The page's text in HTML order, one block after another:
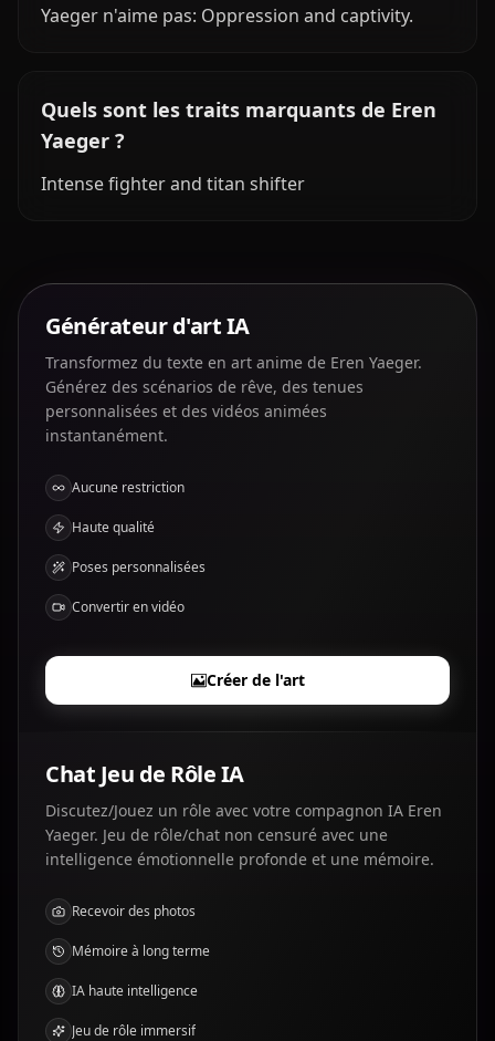
Yaeger n'aime pas: Oppression and captivity.
Quels sont les traits marquants de Eren
Yaeger ?
Intense fighter and titan shifter
Générateur d'art IA
Transformez du texte en art anime de Eren Yaeger.
Générez des scénarios de rêve, des tenues
personnalisées et des vidéos animées
instantanément.
Aucune restriction
Haute qualité
Poses personnalisées
Convertir en vidéo
Créer de l'art
Chat Jeu de Rôle IA
Discutez/Jouez un rôle avec votre compagnon IA Eren
Yaeger. Jeu de rôle/chat non censuré avec une
intelligence émotionnelle profonde et une mémoire.
Recevoir des photos
Mémoire à long terme
IA haute intelligence
Jeu de rôle immersif